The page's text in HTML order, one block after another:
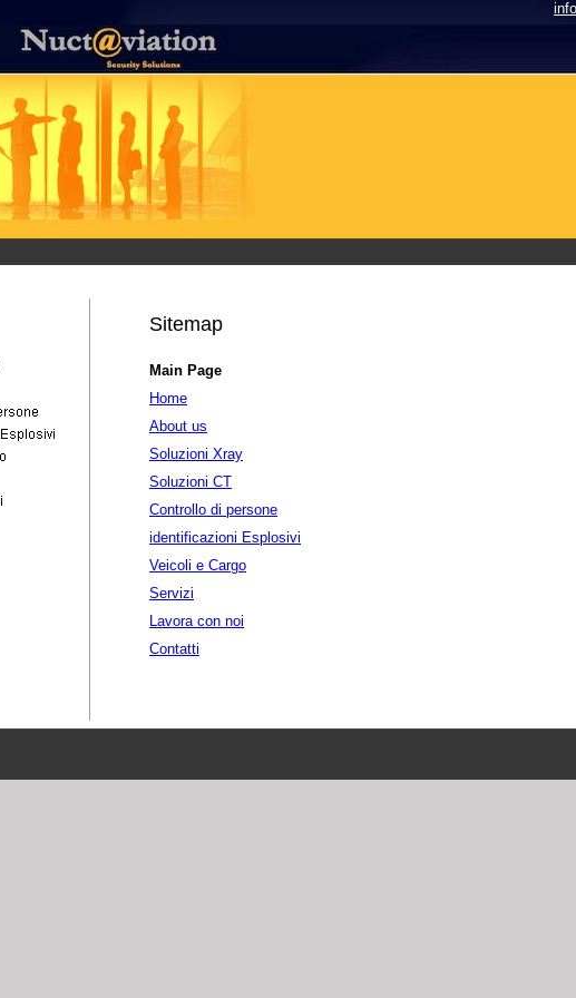
Sitemap
Main Page
Home
About us
Soluzioni Xray
Soluzioni CT
Controllo di persone
identificazioni Esplosivi
Veicoli e Cargo
Servizi
Lavora con noi
Contatti